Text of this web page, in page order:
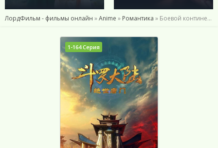
ЛордФильм - фильмы онлайн »Anime » Романтика » Боевой континент 2: Непревзойдённый клан Тан (2023)
1-164 Серия